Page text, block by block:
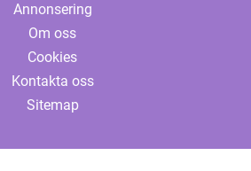
Annonsering
Om oss
Cookies
Kontakta oss
Sitemap